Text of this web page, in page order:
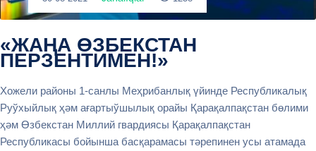
«ЖАҢА ƟЗБЕКСТАН
ПЕРЗЕНТИМЕН!»
Хожели районы 1-санлы Меҳрибанлық үйинде Республикалық
Руўхыйлық ҳәм ағартыўшылық орайы Қарақалпақстан бɵлими
ҳәм Ɵзбекстан Миллий гвардиясы Қарақалпақстан
Республикасы бойынша басқарамасы тәрепинен усы атамада